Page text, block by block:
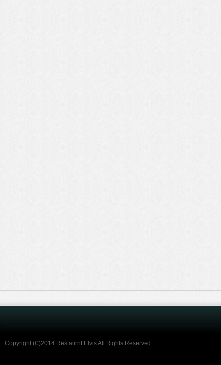
Copyright (C)2014 Restaurnt Elvis All Rights Reserved.